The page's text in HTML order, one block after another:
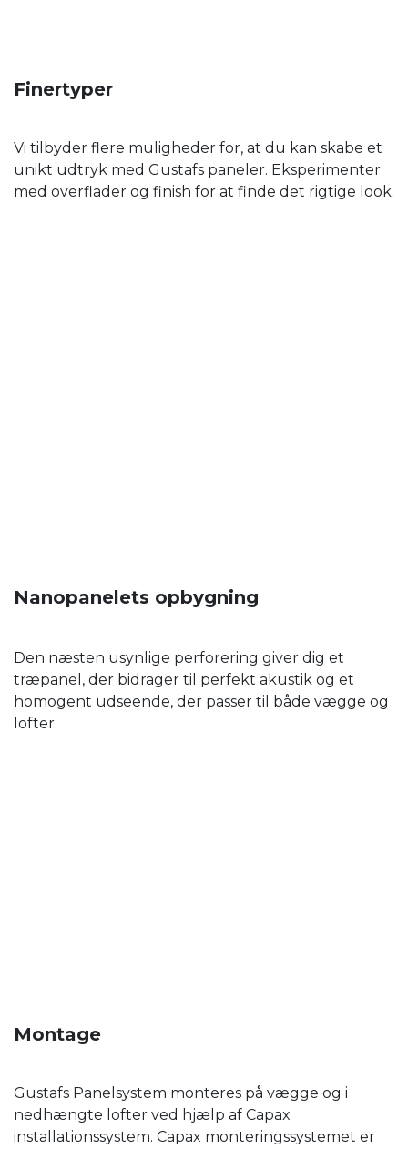
Finertyper
Vi tilbyder flere muligheder for, at du kan skabe et
unikt udtryk med Gustafs paneler. Eksperimenter
med overflader og finish for at finde det rigtige look.
Nanopanelets opbygning
Den næsten usynlige perforering giver dig et
træpanel, der bidrager til perfekt akustik og et
homogent udseende, der passer til både vægge og
lofter.
Montage
Gustafs Panelsystem monteres på vægge og i
nedhængte lofter ved hjælp af Capax
installationssystem. Capax monteringssystemet er